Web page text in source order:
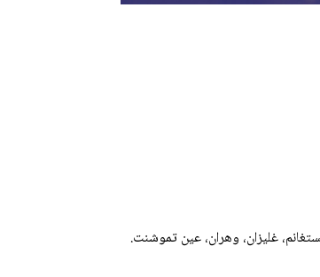
غليزان، وهران، عين تموشنت.